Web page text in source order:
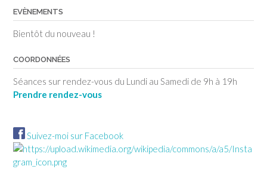
EVÈNEMENTS
Bientôt du nouveau !
COORDONNÉES
Séances sur rendez-vous du Lundi au Samedi de 9h à 19h
Prendre rendez-vous
Suivez-moi sur Facebook